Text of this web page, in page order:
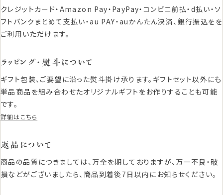
クレジットカード・Amazon Pay・PayPay・コンビニ前払・d払い・ソ
フトバンクまとめて支払い・au PAY・auかんたん決済、銀行振込をを
ご利用いただけます。
ラッピング・熨斗について
ギフト包装、ご要望に沿った熨斗掛け承ります。ギフトセット以外にも
単品商品を組み合わせたオリジナルギフトをお作りすることも可能
です。
詳細はこちら
返品について
商品の品質につきましては、万全を期しておりますが、万一不良・破
損などがございましたら、商品到着後7日以内にお知らせください。